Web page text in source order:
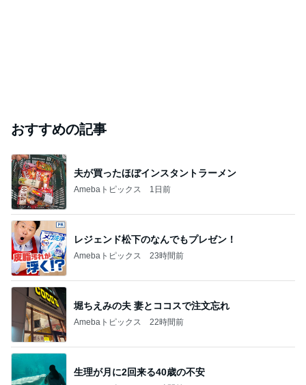
おすすめの記事
夫が買ったほぼインスタントラーメン
Amebaトピックス 1日前
レジェンド松下のなんでもプレゼン！
Amebaトピックス 23時間前
堀ちえみの夫 妻とココスで注文忘れ
Amebaトピックス 22時間前
生理が月に2回来る40歳の不安